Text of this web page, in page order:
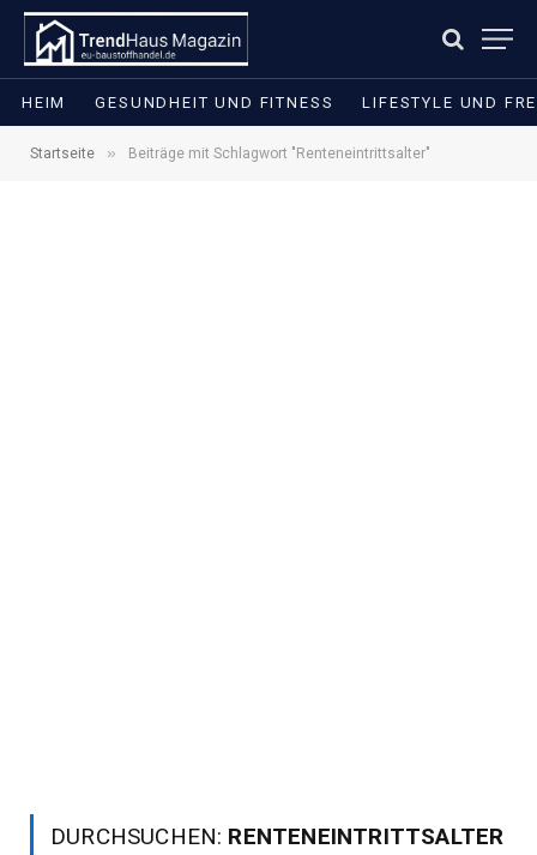
HEIM GESUNDHEIT UND FITNESS LIFESTYLE UND
Startseite » Beiträge mit Schlagwort "Renteneintrittsalter"
DURCHSUCHEN: RENTENEINTRITTSALTER